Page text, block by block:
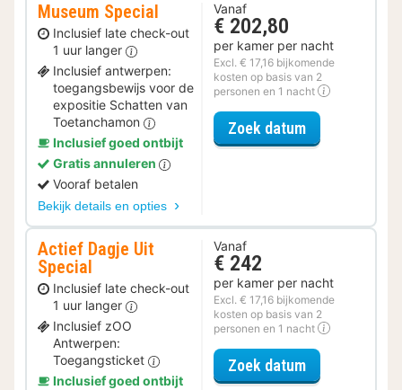
Museum Special
Inclusief late check-out
1 uur langer
Inclusief antwerpen:
toegangsbewijs voor de
expositie Schatten van
Toetanchamon
Inclusief goed ontbijt
Gratis annuleren
Vooraf betalen
Bekijk details en opties
Vanaf
€ 202,80
per kamer per nacht
Excl. € 17,16 bijkomende
kosten op basis van 2
personen en 1 nacht
Zoek datumvoor Museum
Actief Dagje Uit
Special
Inclusief late check-out
1 uur langer
Inclusief zOO
Antwerpen:
Toegangsticket
Inclusief goed ontbijt
Vanaf
€ 242
per kamer per nacht
Excl. € 17,16 bijkomende
kosten op basis van 2
personen en 1 nacht
Zoek datumvoor Actief